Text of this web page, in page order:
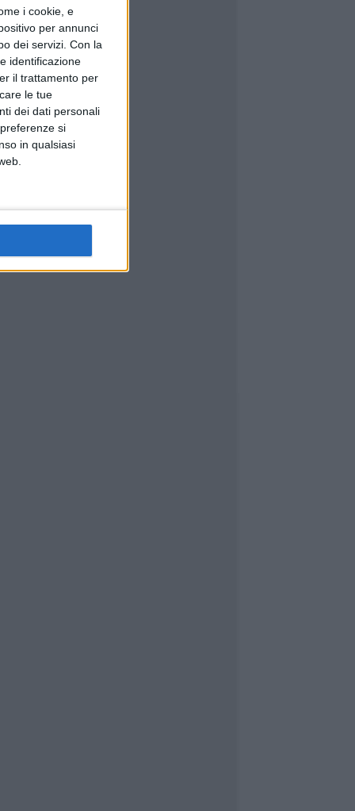
i cookie, e
per annunci
dei servizi. Con la
identificazione
il trattamento per
le tue
dei dati personali
si
in qualsiasi